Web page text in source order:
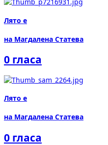
Лято е
на Магдалена Статева
0 гласа
Лято е
на Магдалена Статева
0 гласа